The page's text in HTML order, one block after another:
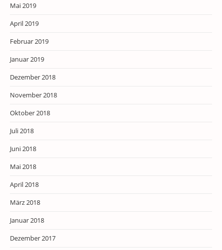
Mai 2019
April 2019
Februar 2019
Januar 2019
Dezember 2018
November 2018
Oktober 2018
Juli 2018
Juni 2018
Mai 2018
April 2018
März 2018
Januar 2018
Dezember 2017